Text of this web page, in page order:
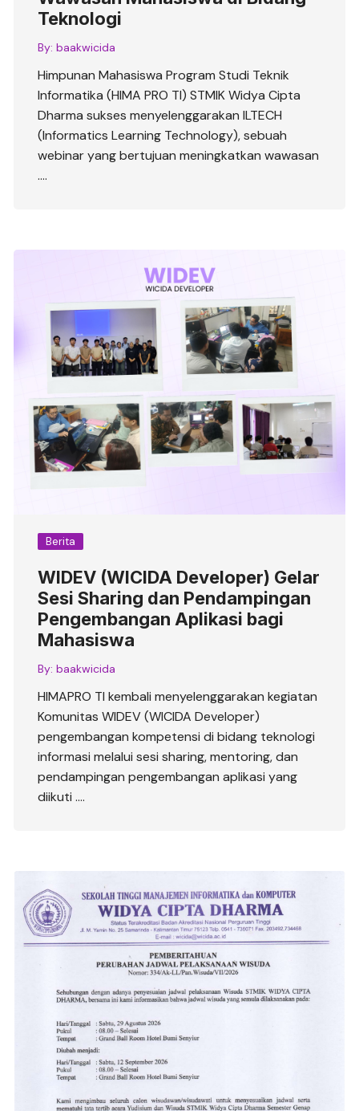
Teknologi
By: baakwicida
Himpunan Mahasiswa Program Studi Teknik
Informatika (HIMA PRO TI) STMIK Widya Cipta
Dharma sukses menyelenggarakan ILTECH
(Informatics Learning Technology), sebuah
webinar yang bertujuan meningkatkan wawasan
….
Berita
WIDEV (WICIDA Developer) Gelar
Sesi Sharing dan Pendampingan
Pengembangan Aplikasi bagi
Mahasiswa
By: baakwicida
HIMAPRO TI kembali menyelenggarakan kegiatan
Komunitas WIDEV (WICIDA Developer)
pengembangan kompetensi di bidang teknologi
informasi melalui sesi sharing, mentoring, dan
pendampingan pengembangan aplikasi yang
diikuti ….